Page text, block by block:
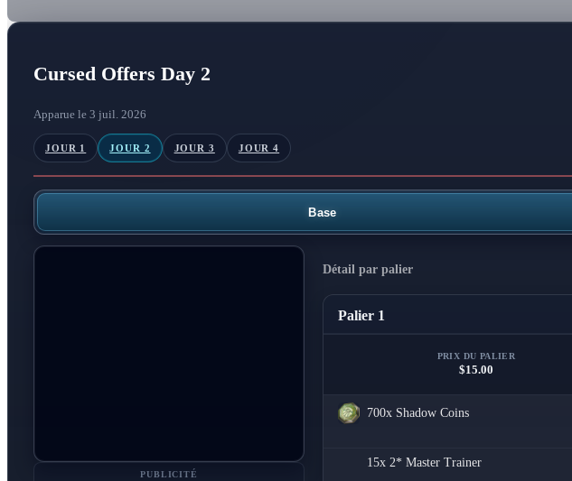
Cursed Offers Day 2
Apparue le 3 juil. 2026
JOUR 1 JOUR 2 JOUR 3 JOUR 4
Base
PUBLICITÉ
Détail par palier
Palier 1
PRIX DU PALIER
$15.00
700x Shadow Coins
15x 2* Master Trainer